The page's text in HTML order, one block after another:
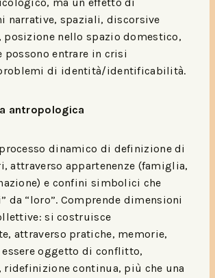
narrative, spaziali, discorsive
posizione nello spazio domestico,
possono entrare in crisi
di identità/identificabilità.​​
antropologica
dinamico di definizione di
attraverso appartenenze (famiglia,
e confini simbolici che
da “loro”. Comprende dimensioni
si costruisce
attraverso pratiche, memorie,
oggetto di conflitto,
ridefinizione continua, più che una